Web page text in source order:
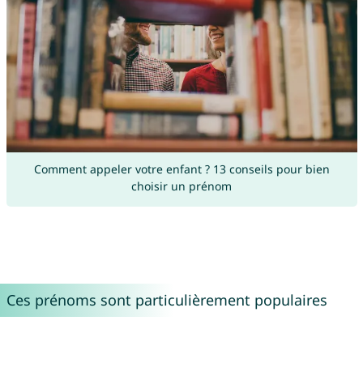
Comment appeler votre enfant ? 13 conseils pour bien
choisir un prénom
Ces prénoms sont particulièrement populaires